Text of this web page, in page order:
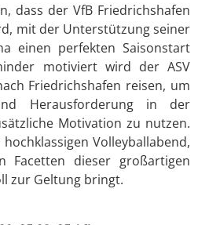
dass der VfB Friedrichshafen
mit der Unterstützung seiner
einen perfekten Saisonstart
motiviert wird der ASV
Friedrichshafen reisen, um
Herausforderung in der
Motivation zu nutzen.
Volleyballabend,
Facetten dieser großartigen
zur Geltung bringt.